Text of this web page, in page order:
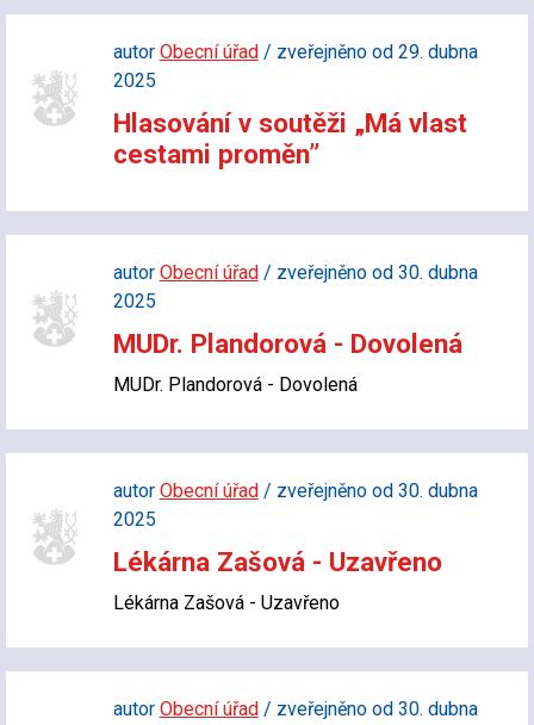
autor Obecní úřad/ zveřejněno od 29. dubna
2025
Hlasování v soutěži „Má vlast
cestami proměn”
autor Obecní úřad/ zveřejněno od 30. dubna
2025
MUDr. Plandorová - Dovolená
MUDr. Plandorová - Dovolená
autor Obecní úřad/ zveřejněno od 30. dubna
2025
Lékárna Zašová - Uzavřeno
Lékárna Zašová - Uzavřeno
autor Obecní úřad/ zveřejněno od 30. dubna